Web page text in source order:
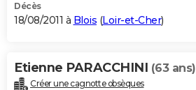
Décès
18/08/2011 à Blois (Loir-et-Cher)
Etienne PARACCHINI (63 ans)
Créer une cagnotte obsèques